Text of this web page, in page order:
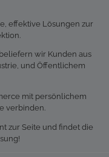
effektive Lösungen zur
wir Kunden aus
und Öffentlichem
mit persönlichem
verbinden.
zur Seite und findet die